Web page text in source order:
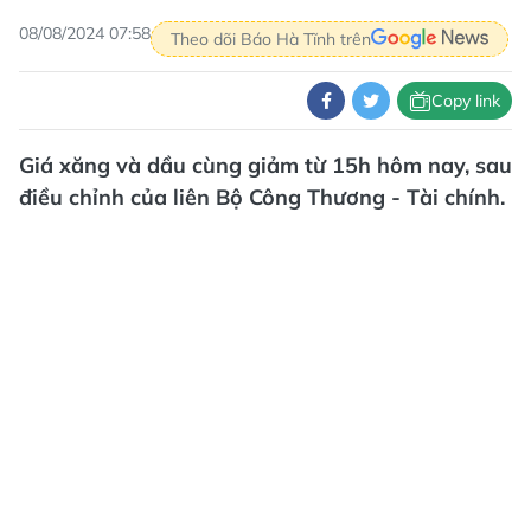
08/08/2024 07:58 Theo dõi Báo Hà Tĩnh trên
Copy link
Giá xăng và dầu cùng giảm từ 15h hôm nay, sau
điều chỉnh của liên Bộ Công Thương - Tài chính.